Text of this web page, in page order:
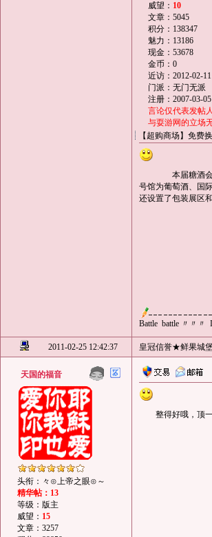
威望： 10
文章：5045
积分：138347
魅力：13186
现金：53678
金币：0
近访：2012-02-
门派：无门无派
注册：2007-03-05
言论仅代表发帖
与耍游网的立场
【超购商场】免费
本届糖酒会
号馆为葡萄酒、国
还设置了包装展区
Battle battle 〃〃〃
2011-02-25 12:42:37 皇冠信誉★鲜果城
天国的福音
头衔：々⊙上帝之眼⊙～
精华帖：13
等级：版主
威望： 15
文章：3257
整得好哦，顶